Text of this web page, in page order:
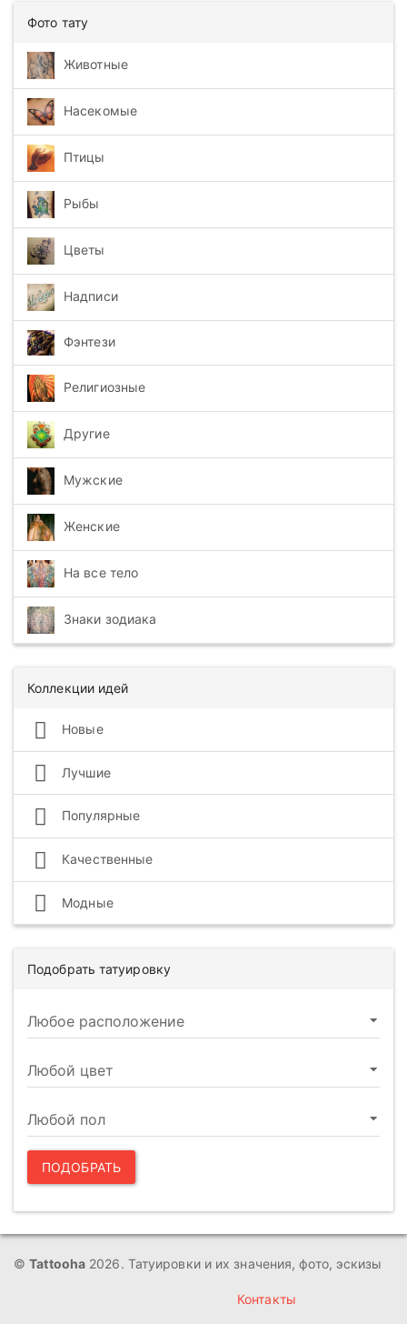
Фото тату
Животные
Насекомые
Птицы
Рыбы
Цветы
Надписи
Фэнтези
Религиозные
Другие
Мужские
Женские
На все тело
Знаки зодиака
Коллекции идей
Новые
Лучшие
Популярные
Качественные
Модные
Подобрать татуировку
ПОДОБРАТЬ
©Tattooha 2026. Татуировки и их значения, фото, эскизы
Контакты